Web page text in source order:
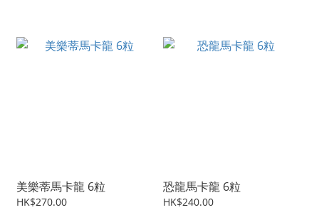
美樂蒂馬卡龍 6粒
HK$270.00
恐龍馬卡龍 6粒
HK$240.00